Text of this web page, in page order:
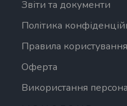
Звіти та документи
Політика
Правила
Оферта
Використання